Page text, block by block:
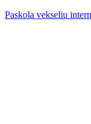
Paskola vekseliu